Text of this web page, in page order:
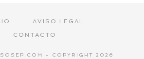
AVISO LEGAL
CONTACTO
- COPYRIGHT 2026